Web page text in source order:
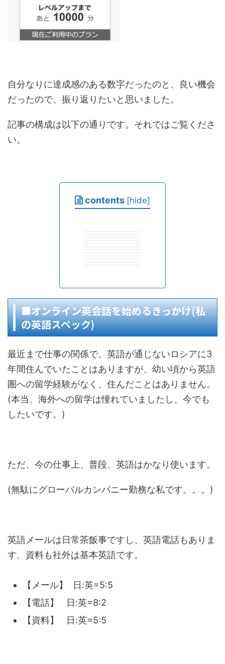
自分なりに達成感のある数字だったのと、良い機会
だったので、振り返りたいと思いました。
記事の構成は以下の通りです。それではご覧くださ
い。
contents [hide]
■オンライン英会話を始めるきっかけ(私
の英語スペック)
最近まで仕事の関係で、英語が通じないロシアに3
年間住んでいたことはありますが、幼い頃から英語
圏への留学経験がなく、住んだことはありません。
(本当、海外への留学は憧れていましたし、今でも
したいです。)
ただ、今の仕事上、普段、英語はかなり使います。
(無駄にグローバルカンパニー勤務な私です。。。)
英語メールは日常茶飯事ですし、英語電話もありま
す、資料も社外は基本英語です。
【メール】 日:英=5:5
【電話】 日:英=8:2
【資料】 日:英=5:5